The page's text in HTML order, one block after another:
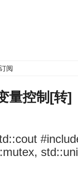
订阅
量控制[转]